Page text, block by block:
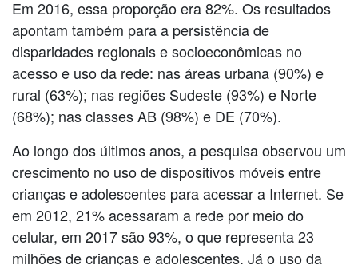
Em 2016, essa proporção era 82%. Os resultados
apontam também para a persistência de
disparidades regionais e socioeconômicas no
acesso e uso da rede: nas áreas urbana (90%) e
rural (63%); nas regiões Sudeste (93%) e Norte
(68%); nas classes AB (98%) e DE (70%).
Ao longo dos últimos anos, a pesquisa observou um
crescimento no uso de dispositivos móveis entre
crianças e adolescentes para acessar a Internet. Se
em 2012, 21% acessaram a rede por meio do
celular, em 2017 são 93%, o que representa 23
milhões de crianças e adolescentes. Já o uso da